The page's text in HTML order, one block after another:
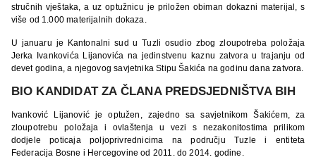
stručnih vještaka, a uz optužnicu je priložen obiman dokazni materijal, s
više od 1.000 materijalnih dokaza.
U januaru je Kantonalni sud u Tuzli osudio zbog zloupotreba položaja
Jerka Ivankovića Lijanovića na jedinstvenu kaznu zatvora u trajanju od
devet godina, a njegovog savjetnika Stipu Šakića na godinu dana zatvora.
BIO KANDIDAT ZA ČLANA PREDSJEDNIŠTVA BIH
Ivanković Lijanović je optužen, zajedno sa savjetnikom Šakićem, za
zloupotrebu položaja i ovlaštenja u vezi s nezakonitostima prilikom
dodjele poticaja poljoprivrednicima na području Tuzle i entiteta
Federacija Bosne i Hercegovine od 2011. do 2014. godine.